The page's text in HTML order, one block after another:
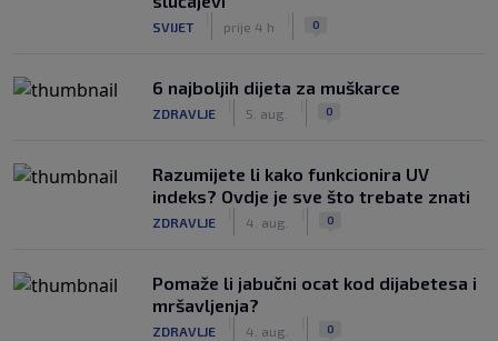
SVIJET prije 4 h 0
6 najboljih dijeta za muškarce
ZDRAVLJE 5. aug. 0
Razumijete li kako funkcionira UV
indeks? Ovdje je sve što trebate znati
ZDRAVLJE 4. aug. 0
Pomaže li jabučni ocat kod dijabetesa i
mršavljenja?
ZDRAVLJE 4. aug. 0